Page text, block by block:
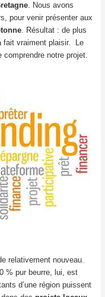
. Nous avons
pour venir présenter aux
. Résultat : de plus
fait vraiment plaisir. Le
notre projet.
relativement nouveau.
% pur beurre, lui, est
d’une région puissent